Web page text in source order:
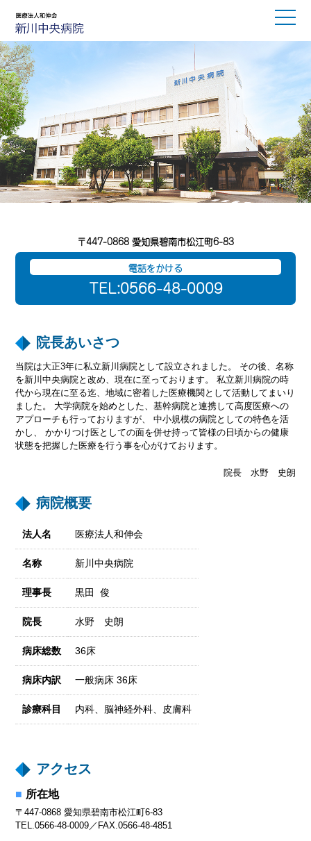
〒447-0868 愛知県碧南市松江町6-83
電話をかける
TEL:0566-48-0009
院長あいさつ
当院は大正3年に私立新川病院として設立されました。 その後、名称
を新川中央病院と改め、現在に至っております。 私立新川病院の時
代から現在に至る迄、地域に密着した医療機関として活動してまいり
ました。 大学病院を始めとした、基幹病院と連携して高度医療への
アプローチも行っておりますが、 中小規模の病院としての特色を活
かし、 かかりつけ医としての面を併せ持って皆様の日頃からの健康
状態を把握した医療を行う事を心がけております。
院長水野 史朗
病院概要
法人名 医療法人和伸会
名称 新川中央病院
理事長 黒田 俊
院長 水野 史朗
病床総数 36床
病床内訳 一般病床 36床
診療科目 内科、脳神経外科、皮膚科
アクセス
所在地
〒447-0868 愛知県碧南市松江町6-83
TEL.0566-48-0009／FAX.0566-48-4851